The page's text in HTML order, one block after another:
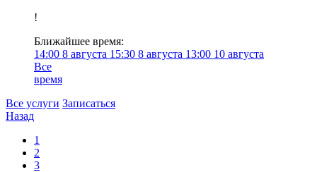
!
Ближайшее время:
14:00 8 августа 15:30 8 августа 13:00 10 августа
Все
время
Все услуги Записаться
Назад
1
2
3